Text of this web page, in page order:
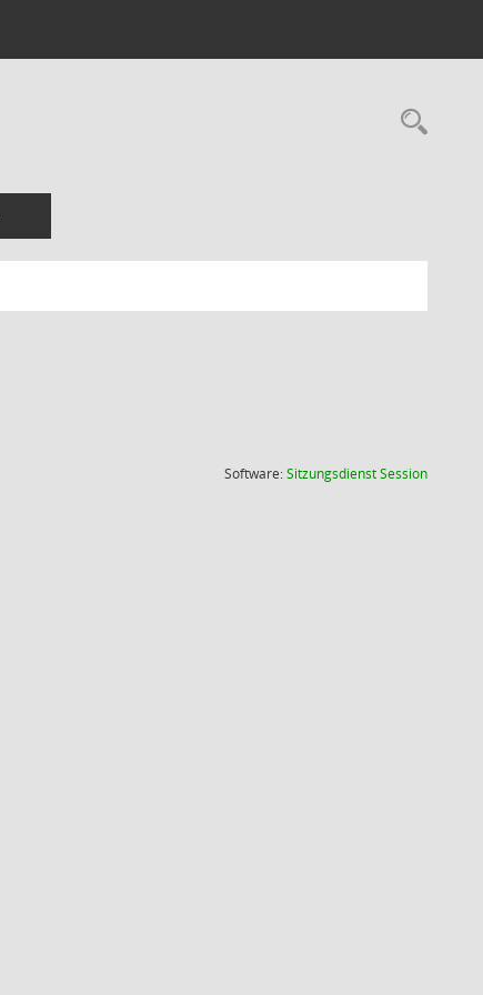
Software:SitzungsdienstSession(Wird in